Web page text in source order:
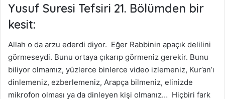
X
Yusuf Suresi Tefsiri 21. Bölümden bir
kesit:
Allah o da arzu ederdi diyor. Eğer Rabbinin apaçık delilini
görmeseydi. Bunu ortaya çıkarıp görmeniz gerekir. Bunu
biliyor olmamız, yüzlerce binlerce video izlemeniz, Kur’an’ı
dinlemeniz, ezberlemeniz, Arapça bilmeniz, elinizde
mikrofon olması ya da dinleyen kişi olmanız… Hiçbiri fark